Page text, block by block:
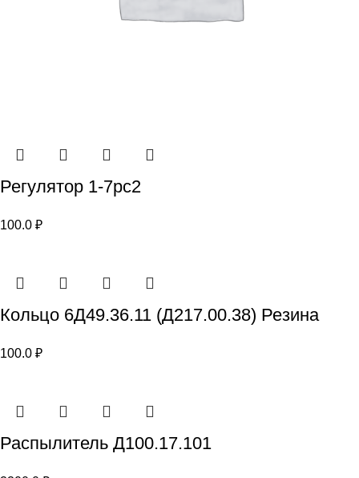
Регулятор 1-7рс2
100.0 ₽
Кольцо 6Д49.36.11 (Д217.00.38) Резина
100.0 ₽
Распылитель Д100.17.101